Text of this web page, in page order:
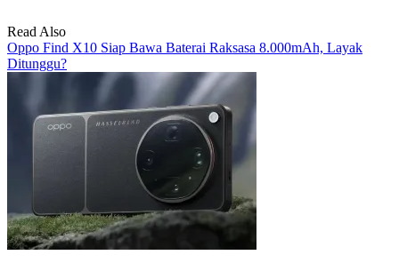
Read Also
Oppo Find X10 Siap Bawa Baterai Raksasa 8.000mAh, Layak
Ditunggu?